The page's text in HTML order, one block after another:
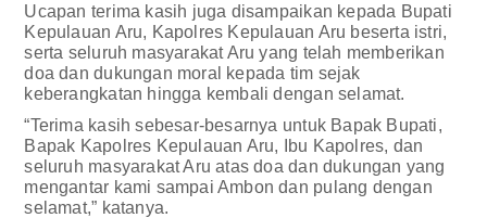
Ucapan terima kasih juga disampaikan kepada Bupati
Kepulauan Aru, Kapolres Kepulauan Aru beserta istri,
serta seluruh masyarakat Aru yang telah memberikan
doa dan dukungan moral kepada tim sejak
keberangkatan hingga kembali dengan selamat.
“Terima kasih sebesar-besarnya untuk Bapak Bupati,
Bapak Kapolres Kepulauan Aru, Ibu Kapolres, dan
seluruh masyarakat Aru atas doa dan dukungan yang
mengantar kami sampai Ambon dan pulang dengan
selamat,” katanya.